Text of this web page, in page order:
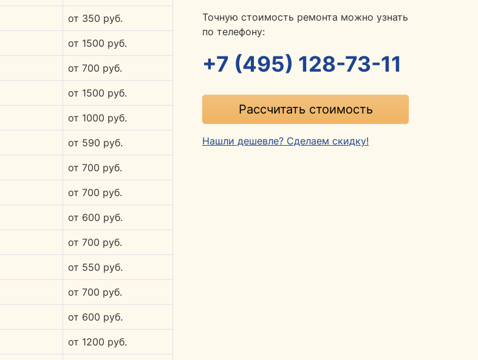
от 350 руб.
от 1500 руб.
от 700 руб.
от 1500 руб.
от 1000 руб.
от 590 руб.
от 700 руб.
от 700 руб.
от 600 руб.
от 700 руб.
от 550 руб.
от 700 руб.
от 600 руб.
от 1200 руб.
Точную стоимость ремонта можно узнать
по телефону:
+7 (495) 128-73-11
Рассчитать стоимость
Нашли дешевле? Сделаем скидку!